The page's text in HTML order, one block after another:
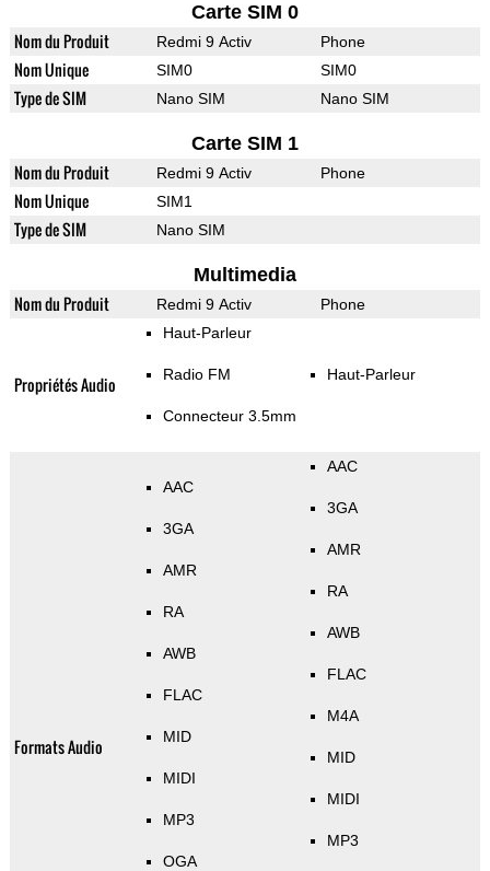
Carte SIM 0
Nom du Produit Redmi 9 Activ Phone
Nom Unique SIM0 SIM0
Type de SIM Nano SIM Nano SIM
Carte SIM 1
Nom du Produit Redmi 9 Activ Phone
Nom Unique SIM1
Type de SIM Nano SIM
Multimedia
Nom du Produit Redmi 9 Activ Phone
Propriétés Audio
Haut-Parleur
Radio FM
Connecteur 3.5mm
Haut-Parleur
Formats Audio
AAC
3GA
AMR
RA
AWB
FLAC
MID
MIDI
MP3
OGA
AAC
3GA
AMR
RA
AWB
FLAC
M4A
MID
MIDI
MP3